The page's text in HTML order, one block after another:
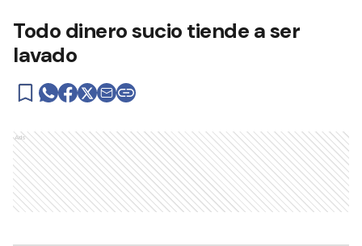
Todo dinero sucio tiende a ser
lavado
Ads